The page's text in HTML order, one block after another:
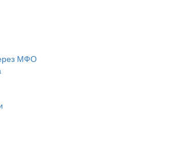
МФО